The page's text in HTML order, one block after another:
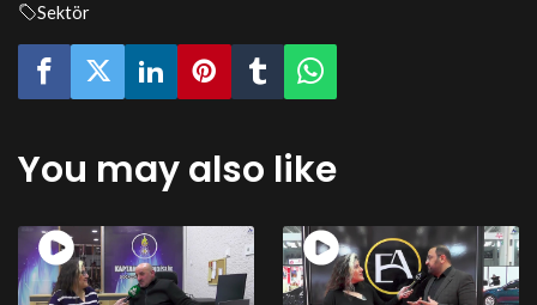
Sektör
You may also like